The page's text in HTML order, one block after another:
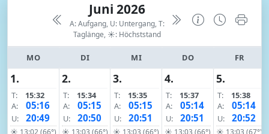
Juni 2026
A: Aufgang, U: Untergang, T:
Taglänge, ☀: Höchststand
MO DI MI DO FR
1.
T:
15:32
A:
05:16
U: 20:49
2.
T:
15:34
A:
05:15
U: 20:50
3.
T:
15:35
A:
05:15
U: 20:51
4.
T:
15:37
A:
05:14
U: 20:51
5.
T:
15:38
A:
05:14
U: 20:52